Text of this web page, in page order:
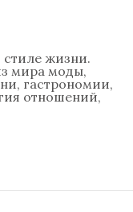
стиле жизни.
мира моды,
гастрономии,
отношений,